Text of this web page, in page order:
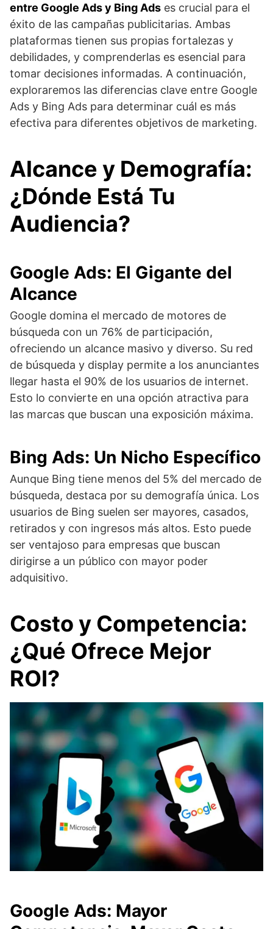
entre Google Ads y Bing Ads es crucial para el
éxito de las campañas publicitarias. Ambas
plataformas tienen sus propias fortalezas y
debilidades, y comprenderlas es esencial para
tomar decisiones informadas. A continuación,
exploraremos las diferencias clave entre Google
Ads y Bing Ads para determinar cuál es más
efectiva para diferentes objetivos de marketing.
Alcance y Demografía:
¿Dónde Está Tu
Audiencia?
Google Ads: El Gigante del
Alcance
Google domina el mercado de motores de
búsqueda con un 76% de participación,
ofreciendo un alcance masivo y diverso. Su red
de búsqueda y display permite a los anunciantes
llegar hasta el 90% de los usuarios de internet.
Esto lo convierte en una opción atractiva para
las marcas que buscan una exposición máxima.
Bing Ads: Un Nicho Específico
Aunque Bing tiene menos del 5% del mercado de
búsqueda, destaca por su demografía única. Los
usuarios de Bing suelen ser mayores, casados,
retirados y con ingresos más altos. Esto puede
ser ventajoso para empresas que buscan
dirigirse a un público con mayor poder
adquisitivo.
Costo y Competencia:
¿Qué Ofrece Mejor
ROI?
Google Ads: Mayor